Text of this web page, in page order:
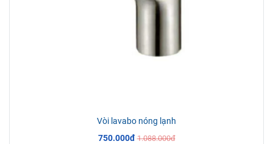
Vòi lavabo nóng lạnh
750.000đ 1.088.000đ